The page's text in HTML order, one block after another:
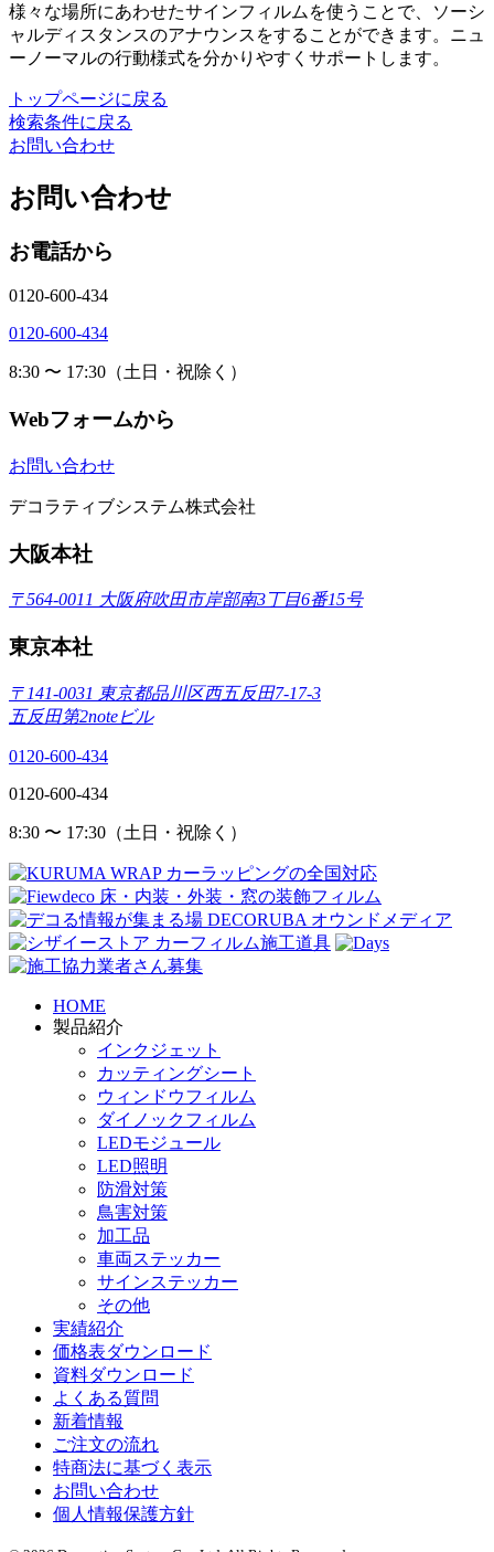
様々な場所にあわせたサインフィルムを使うことで、ソーシ
ャルディスタンスのアナウンスをすることができます。ニュ
ーノーマルの行動様式を分かりやすくサポートします。
トップページに戻る
検索条件に戻る
お問い合わせ
お問い合わせ
お電話から
0120-600-434
0120-600-434
8:30 〜 17:30（土日・祝除く）
Webフォームから
お問い合わせ
デコラティブシステム株式会社
大阪本社
〒564-0011 大阪府吹田市岸部南3丁目6番15号
東京本社
〒141-0031 東京都品川区西五反田7-17-3
五反田第2noteビル
0120-600-434
0120-600-434
8:30 〜 17:30（土日・祝除く）
HOME
製品紹介
インクジェット
カッティングシート
ウィンドウフィルム
ダイノックフィルム
LEDモジュール
LED照明
防滑対策
鳥害対策
加工品
車両ステッカー
サインステッカー
その他
実績紹介
価格表ダウンロード
資料ダウンロード
よくある質問
新着情報
ご注文の流れ
特商法に基づく表示
お問い合わせ
個人情報保護方針